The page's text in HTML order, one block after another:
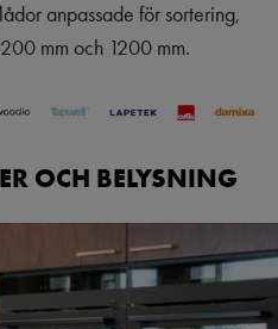
anpassade för sortering,
mm och 1200 mm.
OCH BELYSNING